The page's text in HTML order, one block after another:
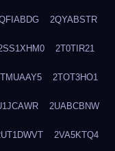
2QYABSTR
2T0TIR21
2TOT3HO1
2UABCBNW
2VA5KTQ4